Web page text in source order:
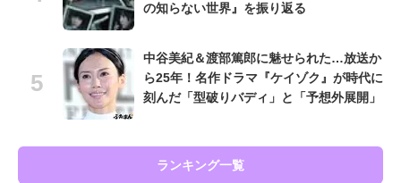
の知らない世界』を振り返る
中谷美紀＆渡部篤郎に魅せられた…放送か
ら25年！名作ドラマ『ケイゾク』が時代に
刻んだ「型破りバディ」と「予想外展開」
ランキング一覧